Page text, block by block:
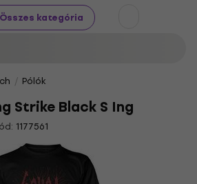
Összes kategória
Pólók
Strike Black S Ing
1177561